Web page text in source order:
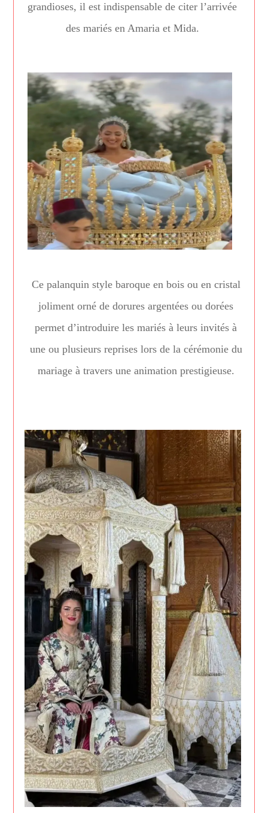
grandioses, il est indispensable de citer l’arrivée
des mariés en Amaria et Mida.
Ce palanquin style baroque en bois ou en cristal
joliment orné de dorures argentées ou dorées
permet d’introduire les mariés à leurs invités à
une ou plusieurs reprises lors de la cérémonie du
mariage à travers une animation prestigieuse.